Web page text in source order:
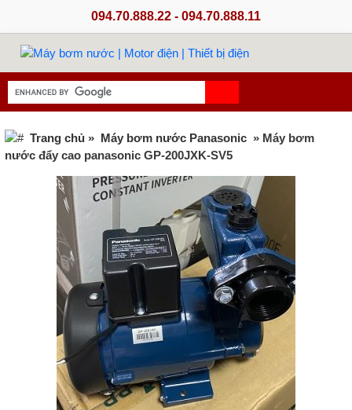
094.70.888.22 - 094.70.888.11
Trang chủ » Máy bơm nước Panasonic » Máy bơm
nước đẩy cao panasonic GP-200JXK-SV5